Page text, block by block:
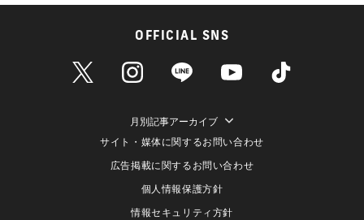
OFFICIAL SNS
月別記事アーカイブ
サイト・媒体に関するお問い合わせ
広告掲載に関するお問い合わせ
個人情報保護方針
情報セキュリティ方針